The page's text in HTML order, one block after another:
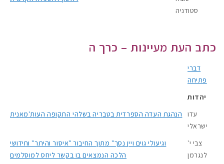
סטודניה
כתב העת מעיינות – כרך ה
דברי
פתיחה
יהדות
עדו
ישראלי
הנהגת העדה הספרדית בטבריה בשלהי התקופה העות'מאנית
צבי י'
לנגרמן
וגיעולי גוים ויין נסך" מתוך החיבור "איסור והיתר" וחידושי
הלכה הנמצאים בו בקשר ליחס למוסלמים